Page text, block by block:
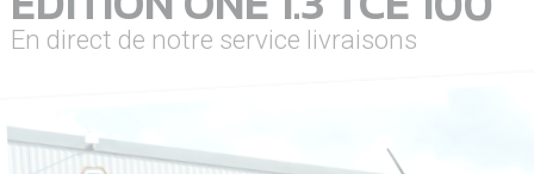
En direct de notre service livraisons